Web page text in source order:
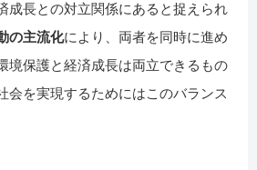
成長との対立関係にあると捉えられ
の主流化により、両者を同時に進め
境保護と経済成長は両立できるもの
会を実現するためにはこのバランス